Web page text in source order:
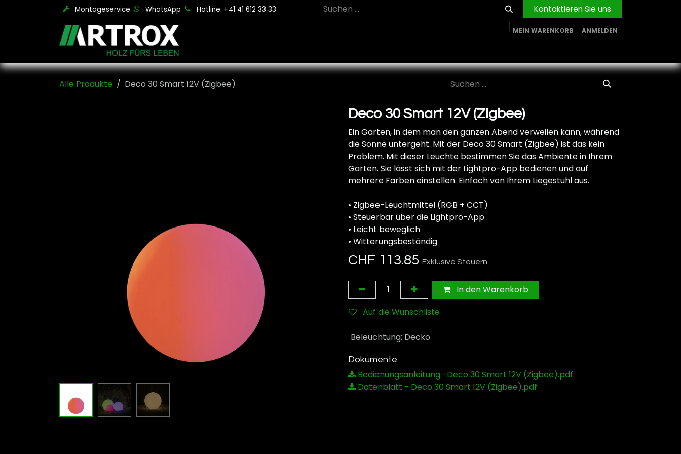
Zum Inhalt springenMontageservice WhatsApp Hotline: +41 41 612 33 33 Kontaktieren Sie uns
MEIN WARENKORB ANMELDEN
Alle Produkte Deco 30 Smart 12V (Zigbee)
Deco 30 Smart 12V (Zigbee)
Ein Garten, in dem man den ganzen Abend verweilen kann, während
die Sonne untergeht. Mit der Deco 30 Smart (Zigbee) ist das kein
Problem. Mit dieser Leuchte bestimmen Sie das Ambiente in Ihrem
Garten. Sie lässt sich mit der Lightpro-App bedienen und auf
mehrere Farben einstellen. Einfach von Ihrem Liegestuhl aus.
• Zigbee-Leuchtmittel (RGB + CCT)
• Steuerbar über die Lightpro-App
• Leicht beweglich
• Witterungsbeständig
CHF 113.85 Exklusive Steuern
In den Warenkorb
Auf die Wunschliste
Beleuchtung: Decko
Dokumente
Bedienungsanleitung -Deco 30 Smart 12V (Zigbee).pdf
Datenblatt - Deco 30 Smart 12V (Zigbee).pdf